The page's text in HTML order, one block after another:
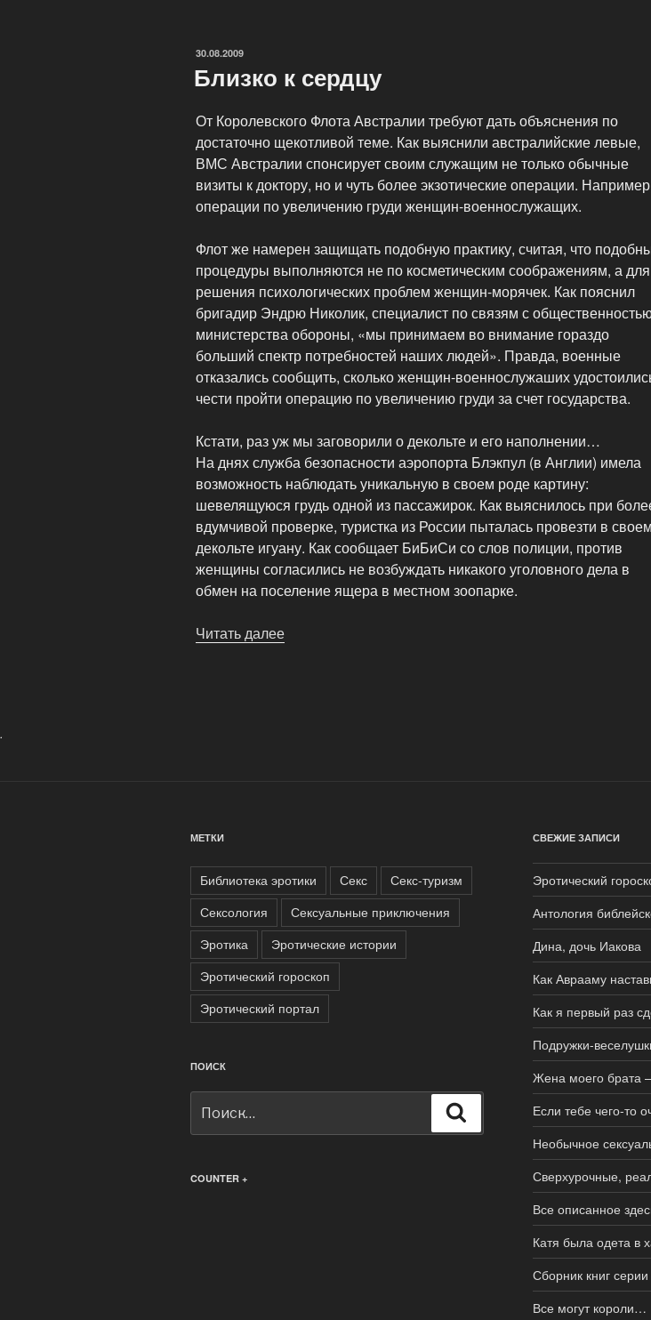
ОПУБЛИКОВАНО
30.08.2009
Близко к сердцу
От Королевского Флота Австралии требуют дать объяснения по
достаточно щекотливой теме. Как выяснили австралийские левые,
ВМС Австралии спонсирует своим служащим не только обычные
визиты к доктору, но и чуть более экзотические операции.
операции по увеличению груди женщин-военнослужащих.
Флот же намерен защищать подобную практику, считая, что
процедуры выполняются не по косметическим соображениям, а для
решения психологических проблем женщин-морячек. Как пояснил
бригадир Эндрю Николик, специалист по связям с
министерства обороны, «мы принимаем во внимание гораздо
больший спектр потребностей наших людей». Правда, военные
отказались сообщить, сколько женщин-военнослужаших
чести пройти операцию по увеличению груди за счет государства.
Кстати, раз уж мы заговорили о декольте и его наполнении…
На днях служба безопасности аэропорта Блэкпул (в Англии) имела
возможность наблюдать уникальную в своем роде картину:
шевелящуюся грудь одной из пассажирок. Как выяснилось при
вдумчивой проверке, туристка из России пыталась провезти в своем
декольте игуану. Как сообщает БиБиСи со слов полиции, против
женщины согласились не возбуждать никакого уголовного дела в
обмен на поселение ящера в местном зоопарке.
Читать далее
.
МЕТКИ
Библиотека эротики Секс
Секс-туризм
Сексология
Сексуальные приключения
Эротика
Эротические истории
Эротический гороскоп
Эротический портал
ПОИСК
COUNTER +
СВЕЖИЕ ЗАПИСИ
Эротический
Антология
Дина, дочь Иакова
Как Аврааму
Как я первый раз
Подружки-
Жена моего брата
Если тебе чего-то
Необычное
Сверхурочные,
Все описанное
Катя была одета в
Сборник книг
Все могут короли…